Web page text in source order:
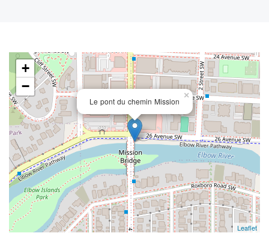
Le pont du chemin Mission
×
+
−
Leaflet